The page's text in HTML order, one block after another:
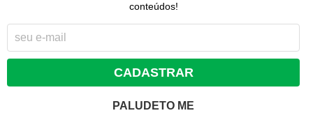
conteúdos!
CADASTRAR
PALUDETO ME